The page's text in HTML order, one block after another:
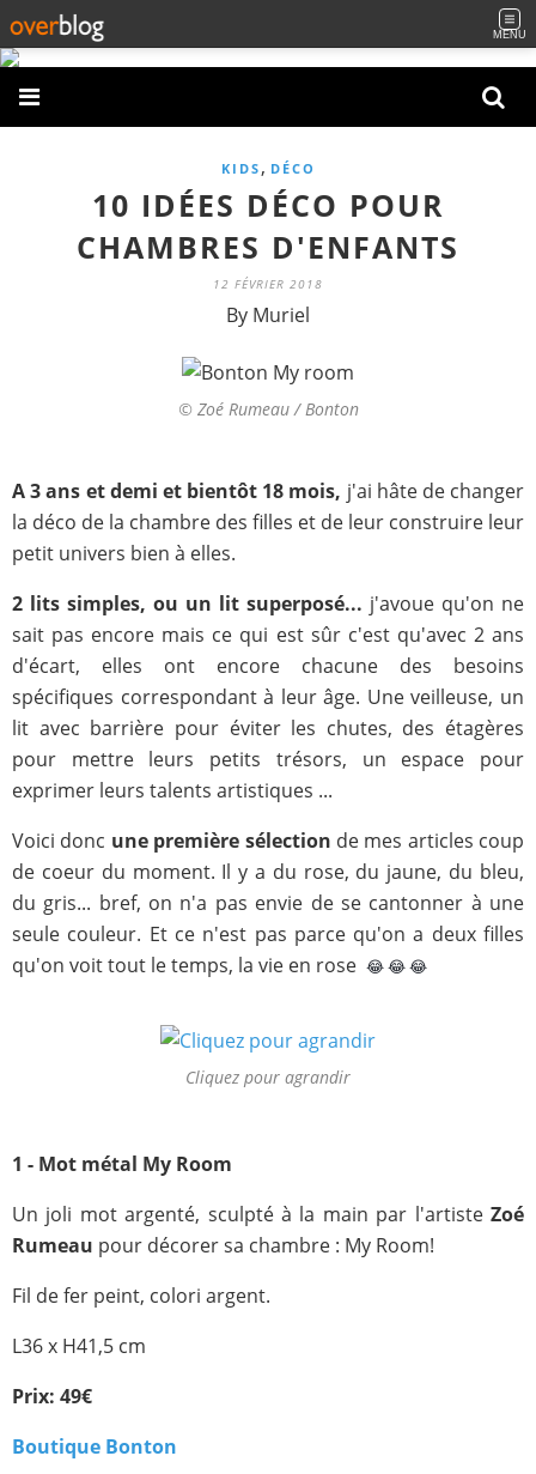
MENU
KIDS , DÉCO
10 IDÉES DÉCO POUR
CHAMBRES D'ENFANTS
12 FÉVRIER 2018
By Muriel
© Zoé Rumeau / Bonton
A 3 ans et demi et bientôt 18 mois, j'ai hâte de changer
la déco de la chambre des filles et de leur construire leur
petit univers bien à elles.
2 lits simples, ou un lit superposé... j'avoue qu'on ne
sait pas encore mais ce qui est sûr c'est qu'avec 2 ans
d'écart, elles ont encore chacune des besoins
spécifiques correspondant à leur âge. Une veilleuse, un
lit avec barrière pour éviter les chutes, des étagères
pour mettre leurs petits trésors, un espace pour
exprimer leurs talents artistiques ...
Voici donc une première sélection de mes articles coup
de coeur du moment. Il y a du rose, du jaune, du bleu,
du gris... bref, on n'a pas envie de se cantonner à une
seule couleur. Et ce n'est pas parce qu'on a deux filles
qu'on voit tout le temps, la vie en rose 😂 😂 😂
Cliquez pour agrandir
1 - Mot métal My Room
Un joli mot argenté, sculpté à la main par l'artiste Zoé
Rumeau pour décorer sa chambre : My Room!
Fil de fer peint, colori argent.
L36 x H41,5 cm
Prix: 49€
Boutique Bonton